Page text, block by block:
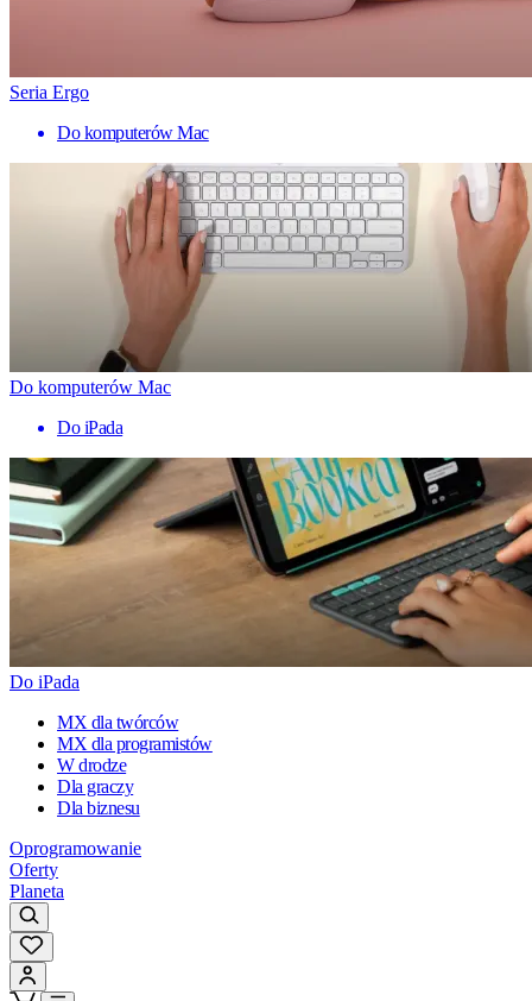
Seria Ergo
Do komputerów Mac
Do komputerów Mac
Do iPada
Do iPada
MX dla twórców
MX dla programistów
W drodze
Dla graczy
Dla biznesu
Oprogramowanie
Oferty
Planeta